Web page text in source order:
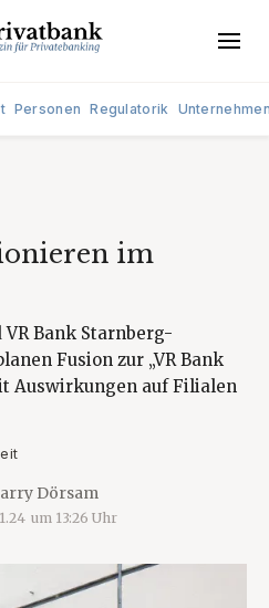
Personen Regulatorik
im
Bank Starnberg-
Fusion zur „VR Bank
Auswirkungen auf Filialen
Dörsam
um 13:26 Uhr